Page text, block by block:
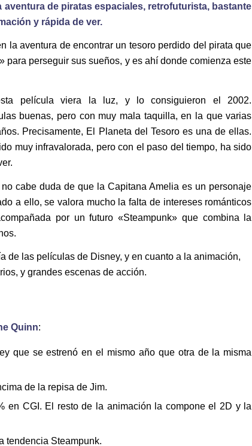
de piratas espaciales, retrofuturista, bastante
y rápida de ver.
la aventura de encontrar un tesoro perdido del pirata que
perseguir sus sueños, y es ahí donde comienza este
película viera la luz, y lo consiguieron el 2002.
buenas, pero con muy mala taquilla, en la que varias
Precisamente, El Planeta del Tesoro es una de ellas.
muy infravalorada, pero con el paso del tiempo, ha sido
cabe duda de que la Capitana Amelia es un personaje
a ello, se valora mucho la falta de intereses románticos
por un futuro «Steampunk» que combina la
de las películas de Disney, y en cuanto a la animación,
y grandes escenas de acción.
Quinn:
que se estrenó en el mismo año que otra de la misma
de la repisa de Jim.
en CGI. El resto de la animación la compone el 2D y la
tendencia Steampunk.